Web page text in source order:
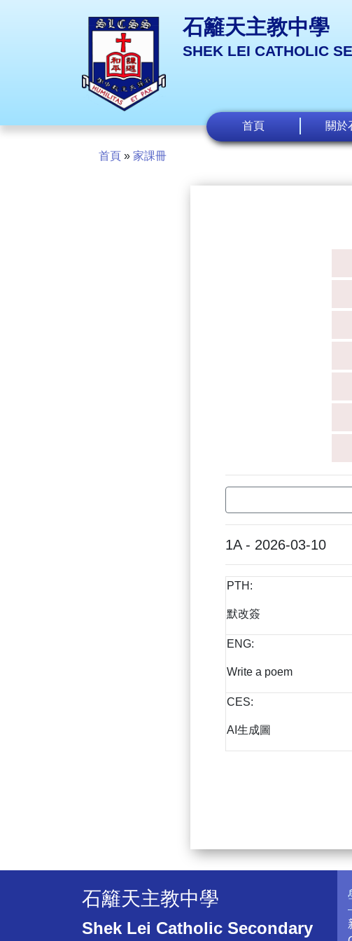
石籬天主教中學
SHEK LEI CATHOLIC
首頁 關於
首頁 » 家課冊
1A - 2026-03-10
PTH:
默改簽
ENG:
Write a poem
CES:
AI生成圖
石籬天主教中學
Shek Lei Catholic Secondary